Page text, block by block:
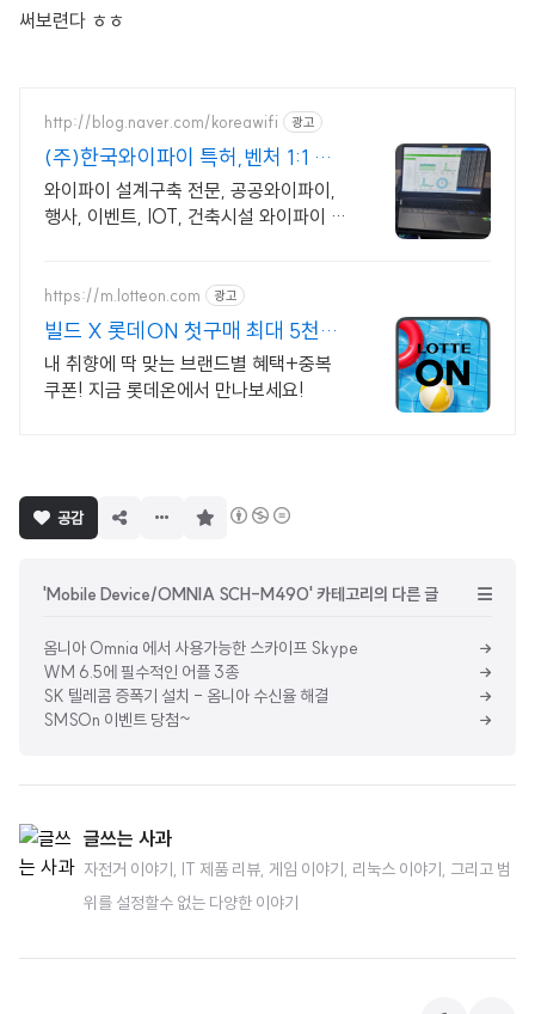
써보련다 ㅎㅎ
http://blog.naver.com/koreawifi 광고
(주)한국와이파이 특허,벤처 1:1 맞
춤 상담 및 견적
와이파이 설계구축 전문, 공공와이파이,
행사, 이벤트, IOT, 건축시설 와이파이 설
https://m.lotteon.com 광고
빌드 X 롯데ON 첫구매 최대 5천원
혜택!
내 취향에 딱 맞는 브랜드별 혜택+중복
쿠폰! 지금 롯데온에서 만나보세요!
공감
'Mobile Device/OMNIA SCH-M490' 카테고리의 다른 글
옴니아 Omnia 에서 사용가능한 스카이프 Skype
WM 6.5에 필수적인 어플 3종
SK 텔레콤 증폭기 설치 - 옴니아 수신율 해결
SMSOn 이벤트 당첨~
글쓰는 사과
자전거 이야기, IT 제품 리뷰, 게임 이야기, 리눅스 이야기, 그리고 범
위를 설정할수 없는 다양한 이야기